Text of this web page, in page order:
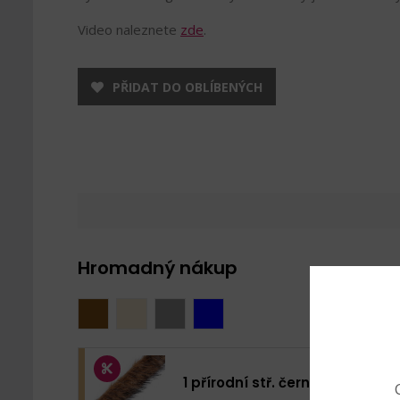
Video naleznete zde.
PŘIDAT DO OBLÍBENÝCH
Hromadný nákup
1 přírodní stř. černá